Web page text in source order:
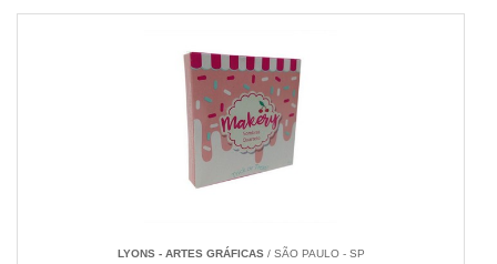
LYONS - ARTES GRÁFICAS/ SÃO PAULO - SP